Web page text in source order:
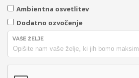
Ambientna osvetlitev
Dodatno ozvočenje
VAŠE ŽELJE